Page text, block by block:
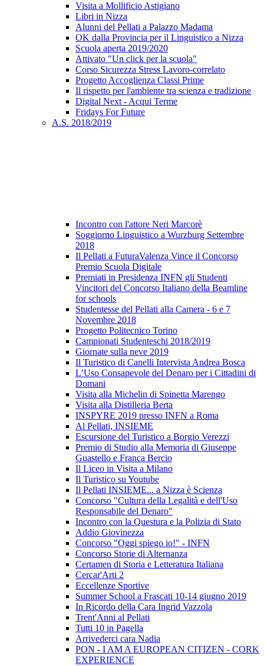
Visita a Mollificio Astigiano
Libri in Nizza
Alunni del Pellati a Palazzo Madama
OK dalla Provincia per il Linguistico a Nizza
Scuola aperta 2019/2020
Attivato "Un click per la scuola"
Corso Sicurezza Stress Lavoro-correlato
Progetto Accoglienza Classi Prime
Il rispetto per l'ambiente tra scienza e tradizione
Digital Next - Acqui Terme
Fridays For Future
A.S. 2018/2019
Incontro con l'attore Neri Marcorè
Soggiorno Linguistico a Wurzburg Settembre
2018
Il Pellati a FuturaValenza Vince il Concorso
Premio Scuola Digitale
Premiati in Presidenza INFN gli Studenti
Vincitori del Concorso Italiano della Beamline
for schools
Studentesse del Pellati alla Camera - 6 e 7
Novembre 2018
Progetto Politecnico Torino
Campionati Studenteschi 2018/2019
Giornate sulla neve 2019
Il Turistico di Canelli Intervista Andrea Bosca
L’Uso Consapevole del Denaro per i Cittadini di
Domani
Visita alla Michelin di Spinetta Marengo
Visita alla Distilleria Berta
INSPYRE 2019 presso INFN a Roma
Al Pellati, INSIEME
Escursione del Turistico a Borgio Verezzi
Premio di Studio alla Memoria di Giuseppe
Guastello e Franca Bercio
Il Liceo in Visita a Milano
Il Turistico su Youtube
Il Pellati INSIEME... a Nizza è Scienza
Concorso "Cultura della Legalità e dell'Uso
Responsabile del Denaro"
Incontro con la Questura e la Polizia di Stato
Addio Giovinezza
Concorso "Oggi spiego io!" - INFN
Concorso Storie di Alternanza
Certamen di Storia e Letteratura Italiana
Cercar'Arti 2
Eccellenze Sportive
Summer School a Frascati 10-14 giugno 2019
In Ricordo della Cara Ingrid Vazzola
Trent'Anni al Pellati
Tutti 10 in Pagella
Arrivederci cara Nadia
PON - I AM A EUROPEAN CITIZEN - CORK
EXPERIENCE